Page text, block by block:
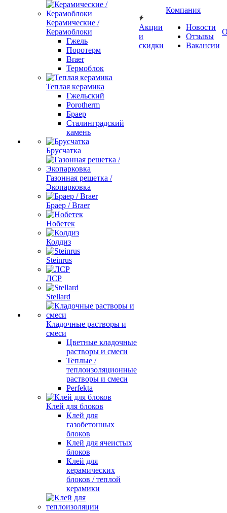
Керамические /
Керамоблоки
Гжель
Поротерм
Braer
Термоблок
Теплая керамика
Гжельский
Porotherm
Браер
Сталинградский
камень
Брусчатка
Газонная решетка /
Экопарковка
Браер / Braer
Нобетек
Колдиз
Steinrus
ЛСР
Stellard
Кладочные растворы и
смеси
Цветные кладочные
растворы и смеси
Теплые /
теплоизоляционные
растворы и смеси
Perfekta
Клей для блоков
Клей для
газобетонных
блоков
Клей для ячеистых
блоков
Клей для
керамических
блоков / теплой
керамики
Акции
и
скидки
Компания
Новости
Отзывы
Вакансии